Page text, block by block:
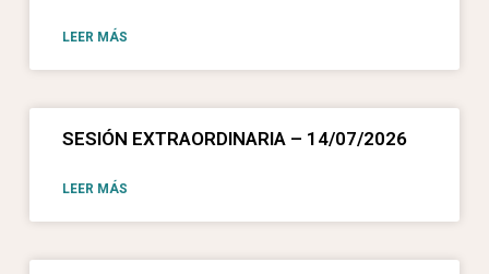
LEER MÁS
SESIÓN EXTRAORDINARIA – 14/07/2026
LEER MÁS